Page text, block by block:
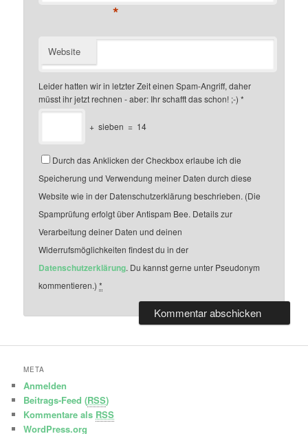
*
Website
Leider hatten wir in letzter Zeit einen Spam-Angriff, daher
müsst ihr jetzt rechnen - aber: Ihr schafft das schon! ;-) *
+ sieben = 14
Durch das Anklicken der Checkbox erlaube ich die
Speicherung und Verwendung meiner Daten durch diese
Website wie in der Datenschutzerklärung beschrieben. (Die
Spamprüfung erfolgt über Antispam Bee. Details zur
Verarbeitung deiner Daten und deinen
Widerrufsmöglichkeiten findest du in der
Datenschutzerklärung. Du kannst gerne unter Pseudonym
kommentieren.)*
META
Anmelden
Beitrags-Feed (RSS)
Kommentare als RSS
WordPress.org